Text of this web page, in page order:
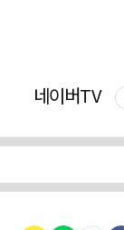
네이버TV